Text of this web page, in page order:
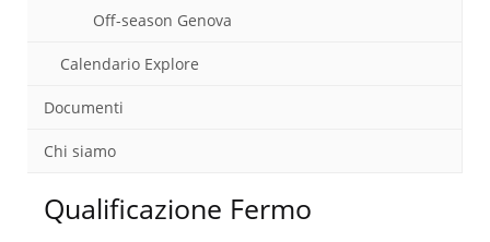
Off-season Genova
Calendario Explore
Documenti
Chi siamo
Qualificazione Fermo